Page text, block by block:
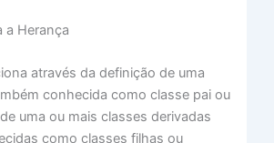
a Herança
através da definição de uma
conhecida como classe pai ou
uma ou mais classes derivadas
como classes filhas ou